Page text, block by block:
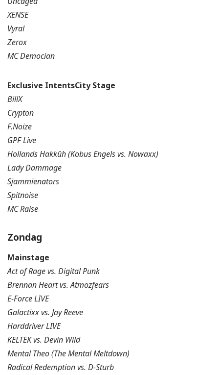
XENSE
Vyral
Zerox
MC Democian
Exclusive IntentsCity Stage
BillX
Crypton
F.Noize
GPF Live
Hollands Hakkûh (Kobus Engels vs. Nowaxx)
Lady Dammage
Sjammienators
Spitnoise
MC Raise
Zondag
Mainstage
Act of Rage vs. Digital Punk
Brennan Heart vs. Atmozfears
E-Force LIVE
Galactixx vs. Jay Reeve
Harddriver LIVE
KELTEK vs. Devin Wild
Mental Theo (The Mental Meltdown)
Radical Redemption vs. D-Sturb